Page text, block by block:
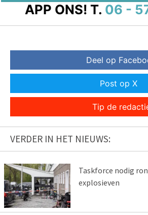
APP ONS! T. 06 -
Deel op
Post op X
Tip de
VERDER IN HET NIEUWS:
Taskforce nodig
explosieven